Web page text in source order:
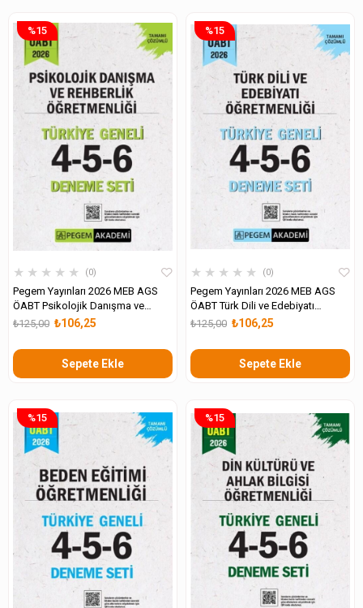
★ ★ ★ ★ ★ 0
Pegem Yayınları 2026 MEB AGS
ÖABT Psikolojik Danışma ve
Rehberlik Öğretmenliği Tamamı
Deneme Seti
₺106,25
₺125,00
Sepete Ekle
%15
★ ★ ★ ★ ★ 0
Pegem Yayınları 2026 MEB AGS
ÖABT Türk Dili ve Edebiyatı
Öğretmenliği Tamamı Çözümlü
₺106,25
₺125,00
Sepete Ekle
%15
%15 %15